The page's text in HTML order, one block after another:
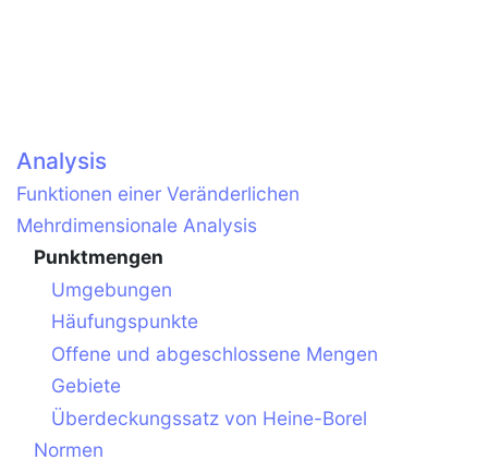
Analysis
Funktionen einer Veränderlichen
Mehrdimensionale Analysis
Punktmengen
Umgebungen
Häufungspunkte
Offene und abgeschlossene Mengen
Gebiete
Überdeckungssatz von Heine-Borel
Normen